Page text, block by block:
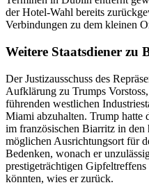
der Hotel-Wahl bereits
Verbindungen zu dem kleinen
Weitere Staatsdiener zu
Der Justizausschuss des
Aufklärung zu Trumps
führenden westlichen
Miami abzuhalten. Trump hatte
im französischen Biarritz in den
möglichen Ausrichtungsort für
Bedenken, wonach er
prestigeträchtigen
könnten, wies er zurück.